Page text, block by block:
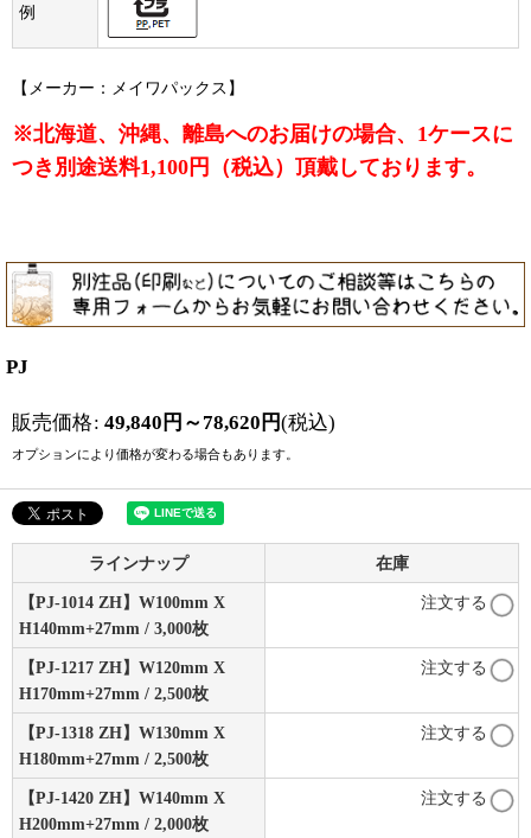
例
【メーカー：メイワパックス】
※北海道、沖縄、離島へのお届けの場合、1ケースに
つき別途送料1,100円（税込）頂戴しております。
PJ
販売価格: 49,840 円 ～78,620 円(税込)
オプションにより価格が変わる場合もあります。
ラインナップ 在庫
【PJ-1014 ZH】W100mm X
H140mm+27mm / 3,000枚
注文する
【PJ-1217 ZH】W120mm X
H170mm+27mm / 2,500枚
注文する
【PJ-1318 ZH】W130mm X
H180mm+27mm / 2,500枚
注文する
【PJ-1420 ZH】W140mm X
H200mm+27mm / 2,000枚
注文する